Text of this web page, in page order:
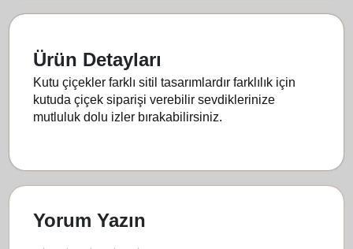
Ürün Detayları
Kutu çiçekler farklı sitil tasarımlardır farklılık için
kutuda çiçek siparişi verebilir sevdiklerinize
mutluluk dolu izler bırakabilirsiniz.
Yorum Yazın